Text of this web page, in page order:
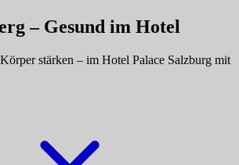
– Gesund im Hotel
stärken – im Hotel Palace Salzburg mit